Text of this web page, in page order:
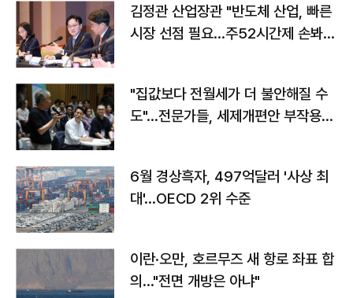
김정관 산업장관 "반도체 산업, 빠른
시장 선점 필요…주52시간제 손봐
"집값보다 전월세가 더 불안해질 수
도"…전문가들, 세제개편안 부작용
6월 경상흑자, 497억달러 '사상 최
대'…OECD 2위 수준
이란·오만, 호르무즈 새 항로 좌표 합
의…"전면 개방은 아냐"